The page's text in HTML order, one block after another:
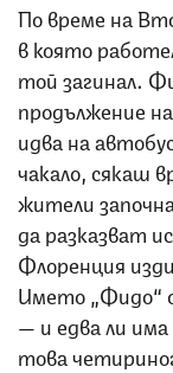
По време на
в която
той загинал.
продължение
идва на
чакало, сякаш
жители
да разказват
Флоренция
Името „Фидо“
— и едва ли
това